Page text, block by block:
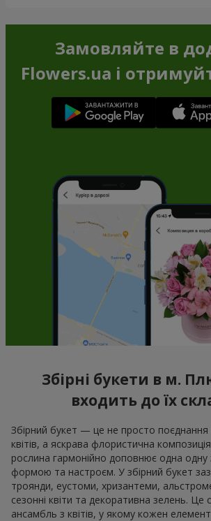
Замовляйте в
Flowers.ua і
Збірні букети в м.
входить до їх
Збірний букет — це не просто поєднання
квітів, а яскрава флористична
рослина гармонійно доповнює одна
формою та настроєм. У збірний букет
троянди, еустоми, хризантеми,
сезонні квіти та декоративна зелень. Це
ансамбль з квітів, у якому кожен